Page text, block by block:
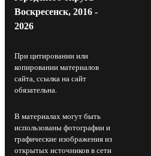
Воскресенск, 2016 -
2026
При цитировании или
копировании материалов
сайта, ссылка на сайт
обязательна.
В материалах могут быть
использованы фотографии и
графические изображения из
открытых источников в сети